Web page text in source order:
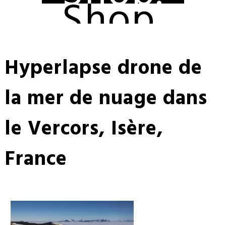
Shop.
Hyperlapse drone de
la mer de nuage dans
le Vercors, Isère,
France